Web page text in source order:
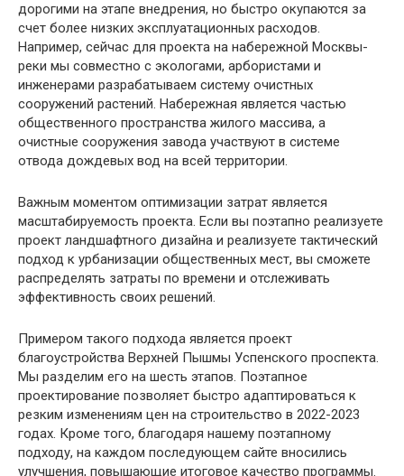
дорогими на этапе внедрения, но быстро окупаются за
счет более низких эксплуатационных расходов.
Например, сейчас для проекта на набережной Москвы-
реки мы совместно с экологами, арбористами и
инженерами разрабатываем систему очистных
сооружений растений. Набережная является частью
общественного пространства жилого массива, а
очистные сооружения завода участвуют в системе
отвода дождевых вод на всей территории.
Важным моментом оптимизации затрат является
масштабируемость проекта. Если вы поэтапно реализуете
проект ландшафтного дизайна и реализуете тактический
подход к урбанизации общественных мест, вы сможете
распределять затраты по времени и отслеживать
эффективность своих решений.
Примером такого подхода является проект
благоустройства Верхней Пышмы Успенского проспекта.
Мы разделим его на шесть этапов. Поэтапное
проектирование позволяет быстро адаптироваться к
резким изменениям цен на строительство в 2022-2023
годах. Кроме того, благодаря нашему поэтапному
подходу, на каждом последующем сайте вносились
улучшения, повышающие итоговое качество программы.